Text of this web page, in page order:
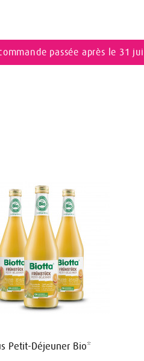
passée après le
Petit-Déjeuner Bio*